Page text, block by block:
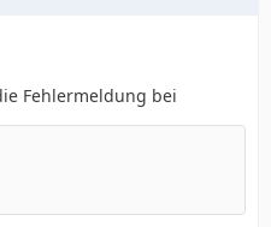
Fehlermeldung bei